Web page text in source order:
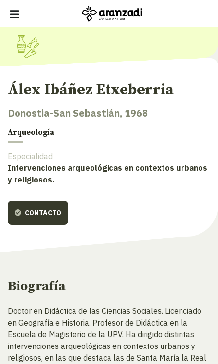
Álex Ibáñez Etxeberria
Donostia-San Sebastián, 1968
Arqueología
Especialidad
Intervenciones arqueológicas en contextos urbanos
y religiosos.
CONTACTO
Biografía
Doctor en Didáctica de las Ciencias Sociales. Licenciado
en Geografía e Historia. Profesor de Didáctica en la
Escuela de Magisterio de la UPV. Ha dirigido distintas
intervenciones arqueológicas en contextos urbanos y
religiosos, en las que destaca las de Santa María la Real